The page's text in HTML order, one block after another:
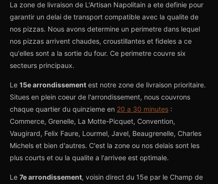
La zone de livraison de L'Artisan Napolitain a ete definie pour
garantir un delai de transport compatible avec la qualite de
nos pizzas. Nous avons determine un perimetre dans lequel
nos pizzas arrivent chaudes, croustillantes et fideles a ce
qu'elles sont a la sortie du four. Ce perimetre couvre six
secteurs principaux.
Le 15e arrondissement est notre zone de livraison prioritaire.
Situes en plein coeur de l'arrondissement, nous couvrons
chaque quartier du quinzieme en 20 a 30 minutes :
Commerce, Grenelle, La Motte-Picquet, Convention,
Vaugirard, Felix Faure, Lourmel, Javel, Beaugrenelle, Charles
Michels et bien d'autres. C'est la zone ou nos delais sont les
plus courts et ou la qualite a l'arrivee est optimale.
Le 7e arrondissement, voisin direct du 15e par le Champ de